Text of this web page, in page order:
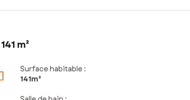
m²
Surface habitable :
141m²